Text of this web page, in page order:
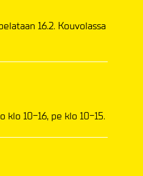
16.2. Kouvolassa
klo 10-16, pe klo 10-15.